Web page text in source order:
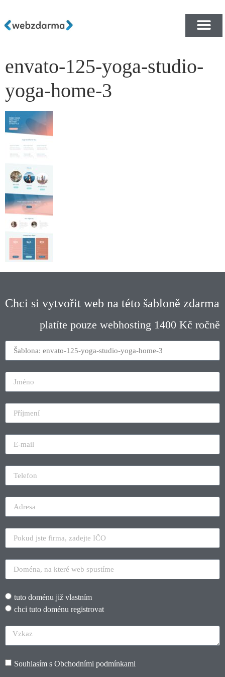
envato-125-yoga-studio-
yoga-home-3
Chci si vytvořit web na této šabloně zdarma
platíte pouze webhosting 1400 Kč ročně
tuto doménu již vlastním
chci tuto doménu registrovat
Souhlasím s Obchodními podmínkami